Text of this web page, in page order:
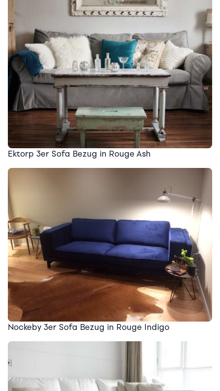
Ektorp 3er Sofa Bezug in Rouge Ash
Nockeby 3er Sofa Bezug in Rouge Indigo